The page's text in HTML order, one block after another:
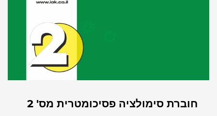
חוברת סימולציה פסיכומטרית מס' 2